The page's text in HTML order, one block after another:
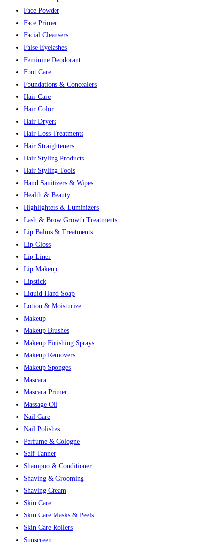
Face Powder
Face Primer
Facial Cleansers
False Eyelashes
Feminine Deodorant
Foot Care
Foundations & Concealers
Hair Care
Hair Color
Hair Dryers
Hair Loss Treatments
Hair Straighteners
Hair Styling Products
Hair Styling Tools
Hand Sanitizers & Wipes
Health & Beauty
Highlighters & Luminizers
Lash & Brow Growth Treatments
Lip Balms & Treatments
Lip Gloss
Lip Liner
Lip Makeup
Lipstick
Liquid Hand Soap
Lotion & Moisturizer
Makeup
Makeup Brushes
Makeup Finishing Sprays
Makeup Removers
Makeup Sponges
Mascara
Mascara Primer
Massage Oil
Nail Care
Nail Polishes
Perfume & Cologne
Self Tanner
Shampoo & Conditioner
Shaving & Grooming
Shaving Cream
Skin Care
Skin Care Masks & Peels
Skin Care Rollers
Sunscreen